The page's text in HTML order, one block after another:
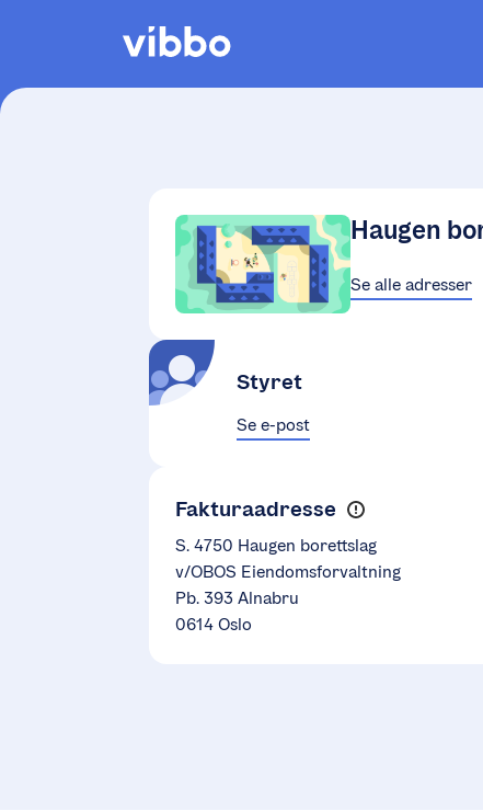
Haugen
Se alle adresser
Styret
Se e-post
Fakturaadresse
S. 4750 Haugen borettslag
v/OBOS Eiendomsforvaltning
Pb. 393 Alnabru
0614 Oslo